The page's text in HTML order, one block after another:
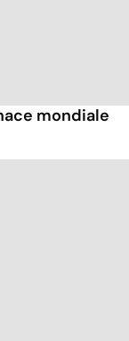
mondiale